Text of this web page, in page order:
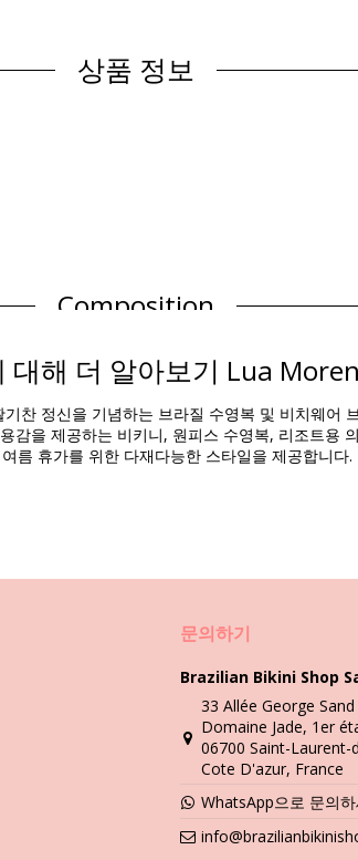
상품 정보
Composition
제품 정보
세탁 및 관리 안내
십니다. 청결하고 멋진 형태를 어떻게 유지하세요?
기를 사용해도 좋습니다. 또는, 따뜻한 물 안에
면 멋진 컬러와 무늬가 손상 됩니다.
대해 더 알아보기 Lua
찬 정신을 기념하는 브라질 수영복 및 비치웨어
감을 제공하는 비키니, 원피스 수영복, 리조트용
름 휴가를 위한 다재다능한 스타일을 제공합니다.
문의하기
Brazilian Bikini Shop
33 Allée George Sand
Domaine Jade, 1er
06700 Saint-Laurent-
Cote D'azur, France
WhatsApp으로 문의